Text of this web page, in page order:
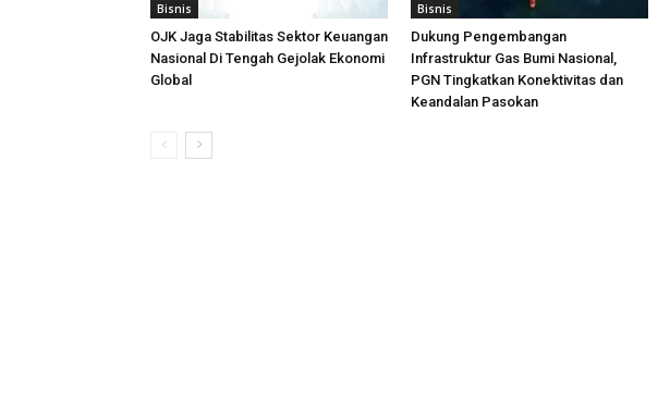
Bisnis
OJK Jaga Stabilitas Sektor Keuangan
Nasional Di Tengah Gejolak Ekonomi
Global
Bisnis
Dukung Pengembangan
Infrastruktur Gas Bumi Nasional,
PGN Tingkatkan Konektivitas dan
Keandalan Pasokan